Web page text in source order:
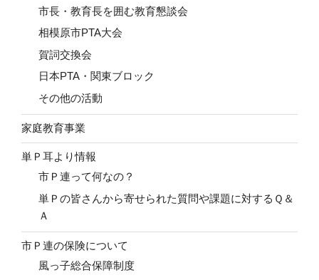
市長・教育長を囲む教育懇談会
相模原市PTA大会
賀詞交換会
日本PTA・関東ブロック
その他の活動
家庭教育事業
単Ｐ耳より情報
市Ｐ連って何なの？
単Ｐの皆さんから寄せられた質問や課題に対するＱ＆
Ａ
市Ｐ連の保険について
風っ子総合保障制度